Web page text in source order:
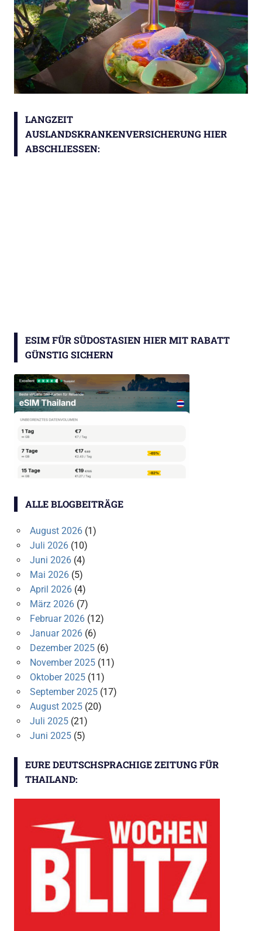
LANGZEIT
AUSLANDSKRANKENVERSICHERUNG HIER
ABSCHLIESSEN:
ESIM FÜR SÜDOSTASIEN HIER MIT RABATT
GÜNSTIG SICHERN
ALLE BLOGBEITRÄGE
August 2026(1)
Juli 2026(10)
Juni 2026(4)
Mai 2026(5)
April 2026(4)
März 2026(7)
Februar 2026(12)
Januar 2026(6)
Dezember 2025(6)
November 2025(11)
Oktober 2025(11)
September 2025(17)
August 2025(20)
Juli 2025(21)
Juni 2025(5)
EURE DEUTSCHSPRACHIGE ZEITUNG FÜR
THAILAND: